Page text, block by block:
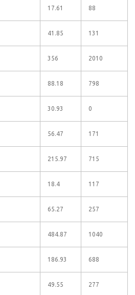
17.61 88
41.85 131
356 2010
88.18 798
30.93 0
56.47 171
215.97 715
18.4 117
65.27 257
484.87 1040
186.93 688
49.55 277